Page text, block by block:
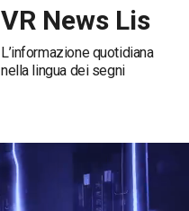
VR News Lis
L’informazione quotidiana
nella lingua dei segni